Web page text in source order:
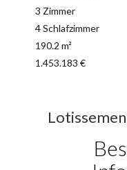
3 Zimmer
4 Schlafzimmer
190.2 m²
1.453.183 €